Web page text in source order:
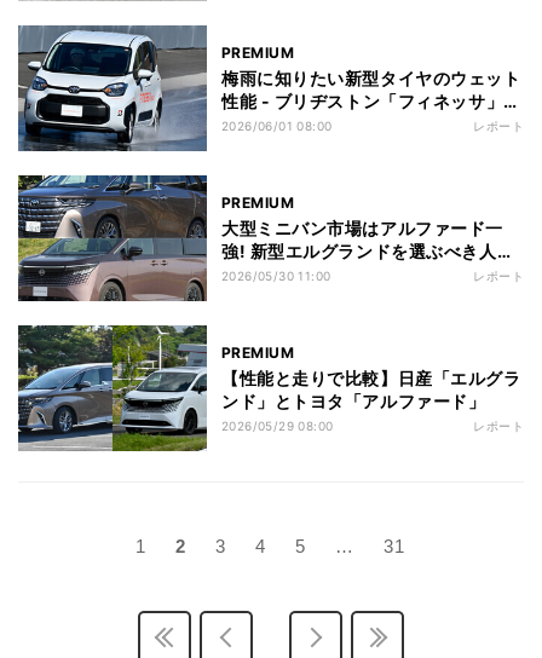
PREMIUM
梅雨に知りたい新型タイヤのウェット
性能 - ブリヂストン「フィネッサ」を
試す
2026/06/01 08:00 レポート
PREMIUM
大型ミニバン市場はアルファード一
強! 新型エルグランドを選ぶべき人と
は?
2026/05/30 11:00 レポート
PREMIUM
【性能と走りで比較】日産「エルグラ
ンド」とトヨタ「アルファード」
2026/05/29 08:00 レポート
1 2 3 4 5 … 31